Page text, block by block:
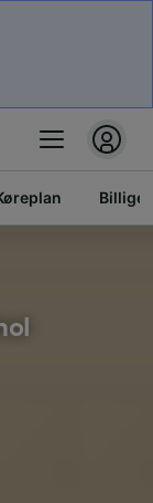
Billige